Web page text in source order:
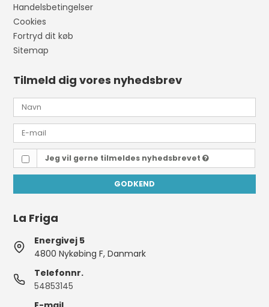
Handelsbetingelser
Cookies
Fortryd dit køb
Sitemap
Tilmeld dig vores nyhedsbrev
Jeg vil gerne tilmeldes nyhedsbrevet
GODKEND
La Friga
Energivej 5
4800 Nykøbing F, Danmark
Telefonnr.
54853145